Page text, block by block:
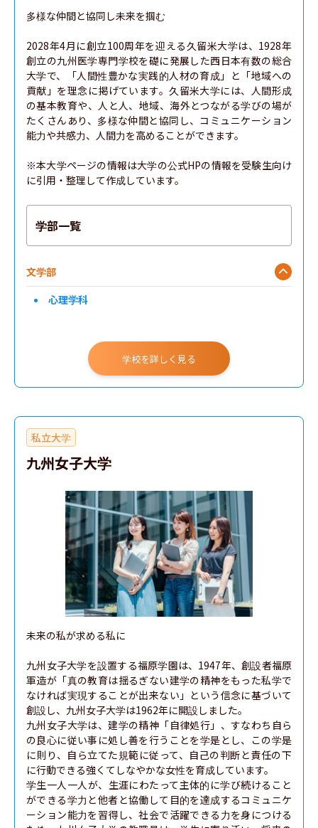
多様な仲間と協同し未来を掴む
2028年4月に創立100周年を迎える久留米大学は、1928年
創立の九州医学専門学校を礎に発展した西日本有数の総合
大学で、「人間性豊かな実践的人材の育成」と「地域への
貢献」を理念に掲げています。久留米大学には、人間形成
の基本教育や、人と人、地域、海外とつながる学びの場が
たくさんあり、多様な仲間と協同し、コミュニケーション
能力や共感力、人間力を高めることができます。
※本大学ページの情報は大学の公式HPの情報を受験生向け
に引用・整理して作成しています。
学部一覧
文学部
心理学科
学校を詳しく見る
私立大学
九州女子大学
未来の私が求める私に
九州女子大学を設置する福原学園は、1947年、創設者福原
軍造が「真の教育は揺るぎない建学の精神をもった私学で
なければ実現することが出来ない」という信念に基づいて
創設し、九州女子大学は1962年に開設しました。
九州女子大学は、建学の精神「自律処行」、すなわち自ら
の良心に従い事に処し善を行うことを学是とし、この学是
に則り、自ら立てた規範に従って、自己の判断と責任の下
に行動できる強くてしなやかな女性を育成しています。
学生一人一人が、生涯にわたって主体的に学び続けること
ができる学力と他者と協働して目的を達成するコミュニケ
ーション能力を習得し、社会で活躍できる力を身につける